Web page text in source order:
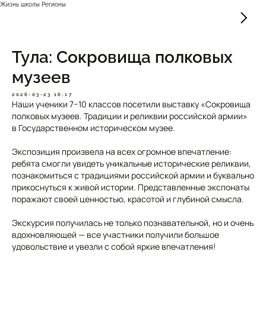
Жизнь школы Регионы
Тула: Сокровища полковых
музеев
2026-03-23 16:17
Наши ученики 7−10 классов посетили выставку «Сокровища
полковых музеев. Традиции и реликвии российской армии»
в Государственном историческом музее.
Экспозиция произвела на всех огромное впечатление:
ребята смогли увидеть уникальные исторические реликвии,
познакомиться с традициями российской армии и буквально
прикоснуться к живой истории. Представленные экспонаты
поражают своей ценностью, красотой и глубиной смысла.
Экскурсия получилась не только познавательной, но и очень
вдохновляющей — все участники получили большое
удовольствие и увезли с собой яркие впечатления!